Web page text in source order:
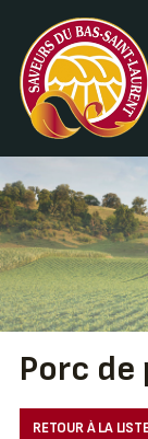
Porc de
RETOUR À LA